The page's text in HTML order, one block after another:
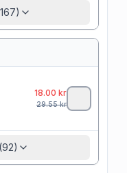
18.00 kr
29.55kr